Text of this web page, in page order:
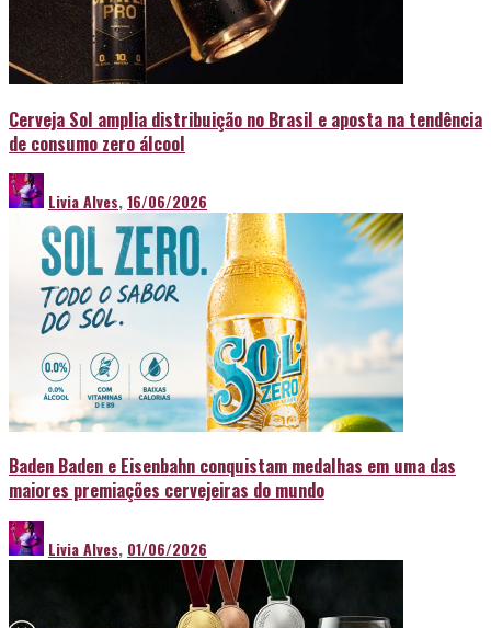
Cerveja Sol amplia distribuição no Brasil e aposta na tendência
de consumo zero álcool
Livia Alves,16/06/2026
Baden Baden e Eisenbahn conquistam medalhas em uma das
maiores premiações cervejeiras do mundo
Livia Alves, 01/06/2026